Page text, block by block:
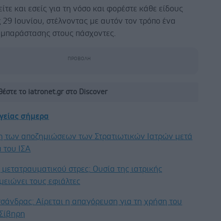
και εσείς για τη νόσο και φορέστε κάθε είδους
29 Ιουνίου, στέλνοντας με αυτόν τον τρόπο ένα
στους πάσχοντες.
το iatronet.gr στο Discover
σήμερα
των αποζημιώσεων των Στρατιωτικών Ιατρών μετά
του ΙΣΑ
στρες: Ουσία της ιατρικής
τους εφιάλτες
Αίρεται η απαγόρευση για τη χρήση του